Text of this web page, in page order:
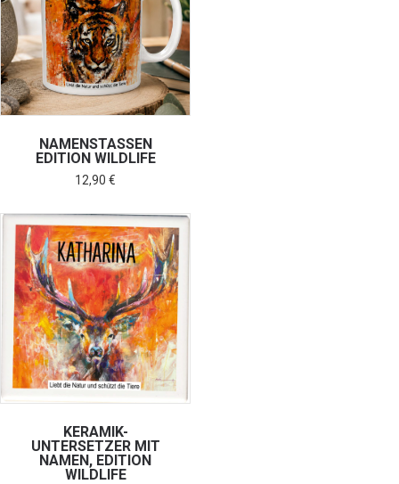
NAMENSTASSEN
EDITION WILDLIFE
12,90 €
KERAMIK-
UNTERSETZER MIT
NAMEN, EDITION
WILDLIFE